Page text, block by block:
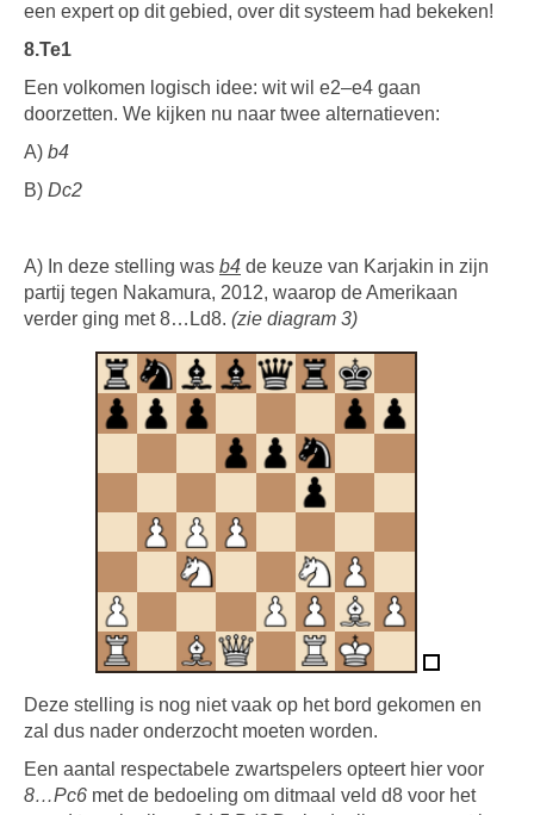
een expert op dit gebied, over dit systeem had bekeken!
8.Te1
Een volkomen logisch idee: wit wil e2–e4 gaan
doorzetten. We kijken nu naar twee alter­na­tieven:
A) b4
B) Dc2
A) In deze stelling was b4 de keuze van Karjakin in zijn
partij tegen Nakamura, 2012, waarop de Amerikaan
verder ging met 8…Ld8. (zie diagram 3)
Deze stelling is nog niet vaak op het bord gekomen en
zal dus nader onderzocht moeten worden.
Een aantal respectabele zwartspelers opteert hier voor
8…Pc6 met de bedoeling om ditmaal veld d8 voor het